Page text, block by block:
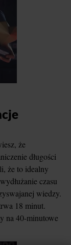
że
długości
że to idealny
czasu
wiedzy.
18 minut.
na 40-minutowe